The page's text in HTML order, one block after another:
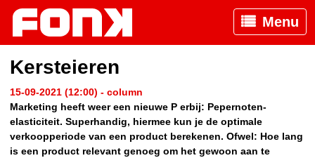
Menu
Kersteieren
15-09-2021 (12:00) - column
Marketing heeft weer een nieuwe P erbij: Pepernoten-
elasticiteit. Superhandig, hiermee kun je de optimale
verkoopperiode van een product berekenen. Ofwel: Hoe lang
is een product relevant genoeg om het gewoon aan te